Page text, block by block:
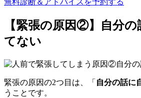
無料診断＆アドバイスを予約する
【緊張の原因②】自分の
てない
緊張の原因の2つ目は、「 自分の話に
うことです。